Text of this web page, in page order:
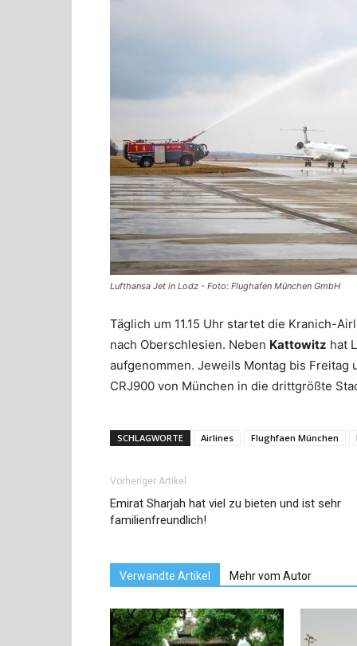
Lufthansa Jet in Lodz - Foto: Flughafen München GmbH
Täglich um 11.15 Uhr startet die Kranich-
nach Oberschlesien. Neben Kattowitz hat
aufgenommen. Jeweils Montag bis Freitag
CRJ900 von München in die drittgrößte
SCHLAGWORTE Airlines Flughfaen München
Vorheriger Artikel
Emirat Sharjah hat viel zu bieten und ist sehr
familienfreundlich!
Verwandte Artikel Mehr vom Autor